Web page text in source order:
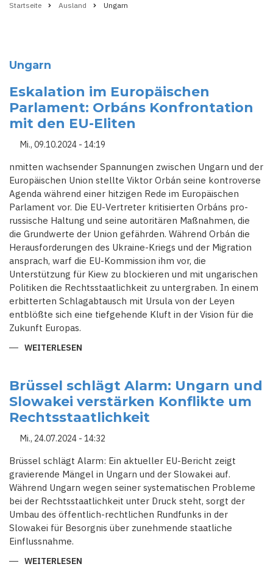
Pfadnavigation
Startseite Ausland Ungarn
Ungarn
Eskalation im Europäischen
Parlament: Orbáns Konfrontation
mit den EU-Eliten
Mi., 09.10.2024 - 14:19
nmitten wachsender Spannungen zwischen Ungarn und der
Europäischen Union stellte Viktor Orbán seine kontroverse
Agenda während einer hitzigen Rede im Europäischen
Parlament vor. Die EU-Vertreter kritisierten Orbáns pro-
russische Haltung und seine autoritären Maßnahmen, die
die Grundwerte der Union gefährden. Während Orbán die
Herausforderungen des Ukraine-Kriegs und der Migration
ansprach, warf die EU-Kommission ihm vor, die
Unterstützung für Kiew zu blockieren und mit ungarischen
Politiken die Rechtsstaatlichkeit zu untergraben. In einem
erbitterten Schlagabtausch mit Ursula von der Leyen
entblößte sich eine tiefgehende Kluft in der Vision für die
Zukunft Europas.
WEITERLESEN
PARLAMENT:
ORBÁNS
KONFRONTATION
MIT
DEN
EU-
ELITEN
Brüssel schlägt Alarm: Ungarn und
Slowakei verstärken Konflikte um
Rechtsstaatlichkeit
Mi., 24.07.2024 - 14:32
Brüssel schlägt Alarm: Ein aktueller EU-Bericht zeigt
gravierende Mängel in Ungarn und der Slowakei auf.
Während Ungarn wegen seiner systematischen Probleme
bei der Rechtsstaatlichkeit unter Druck steht, sorgt der
Umbau des öffentlich-rechtlichen Rundfunks in der
Slowakei für Besorgnis über zunehmende staatliche
Einflussnahme.
WEITERLESEN